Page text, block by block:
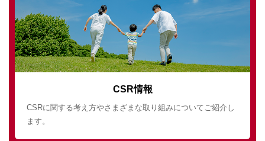
CSR情報
CSRに関する考え方やさまざまな取り組みについてご紹介し
ます。